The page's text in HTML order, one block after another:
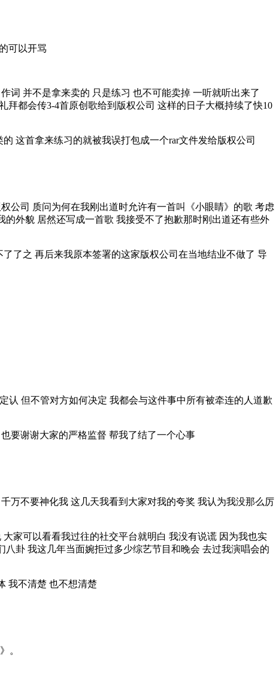
可以开骂
并不是拿来卖的 只是练习 也不可能卖掉 一听就听出来了
拜都会传3-4首原创歌给到版权公司 这样的日子大概持续了快10
这首拿来练习的就被我误打包成一个rar文件发给版权公司
司 质问为何在我刚出道时允许有一首叫《小眼睛》的歌 考虑
外貌 居然还写成一首歌 我接受不了抱歉那时刚出道还有些外
了之 再后来我原本签署的这家版权公司在当地结业不做了 导
但不管对方如何决定 我都会与这件事中所有被牵连的人道歉
要谢谢大家的严格监督 帮我了结了一个心事
不要神化我 这几天我看到大家对我的夸奖 我认为我没那么厉
家可以看看我过往的社交平台就明白 我没有说谎 因为我也实
卦 我这几年当面婉拒过多少综艺节目和晚会 去过我演唱会的
我不清楚 也不想清楚
。